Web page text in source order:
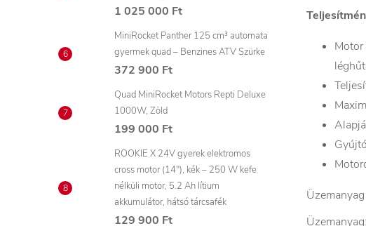
1 025 000 Ft
MiniRocket Panther 125 cm³ automata
gyermek quad – Benzines ATV Szürke
372 900 Ft
Quad MiniRocket Motors Repti Deluxe
1000W, Zöld
199 000 Ft
ROOKIE X 24V gyerek elektromos
cross motor (14"), kék – 250 W kefe
nélküli motor, 5.2 Ah lítium
akkumulátor, hátsó tárcsafék
129 900 Ft